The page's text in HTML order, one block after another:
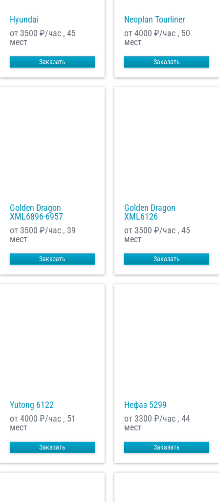
Hyundai
от 3500 ₽/час , 45
мест
Заказать
Neoplan Tourliner
от 4000 ₽/час , 50
мест
Заказать
Golden Dragon
XML6896-6957
от 3500 ₽/час , 39
мест
Заказать
Golden Dragon
XML6126
от 3500 ₽/час , 45
мест
Заказать
Yutong 6122
от 4000 ₽/час , 51
мест
Заказать
Нефаз 5299
от 3300 ₽/час , 44
мест
Заказать